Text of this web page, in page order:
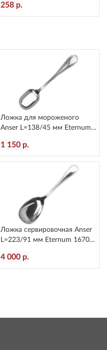
258 р.
Ложка для мороженого
Anser L=138/45 мм Eternum
1 150 р.
Ложка сервировочная Anser
L=223/91 мм Eternum 1670-
4 000 р.